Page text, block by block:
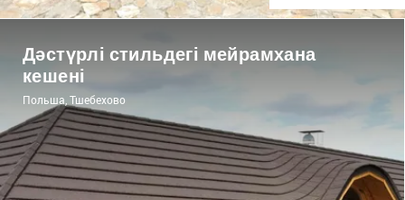
Дәстүрлі стильдегі мейрамхана
кешені
Польша, Тшебехово